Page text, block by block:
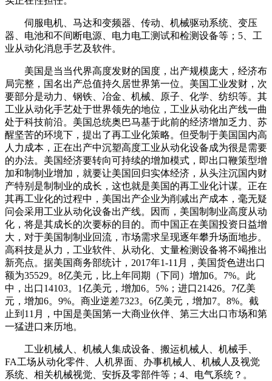
伺服电机、马达和变频器、传动、机械驱动系统、变压
器、电池和不间断电源、电力电工测试和检测设备等；5、工
业从动化消息手艺及软件。
美国是当当代界高度发财的国度，出产规模庞大，经济布
局完整，国名出产总值持久居世界第一位。美国工业发财，次
要部分是动力、钢铁、冶金、机械、原子、化学、纺织等。其
工业从动化手艺处于世界领先的地位，工业从动化出产线一曲
处于科技前沿。美国总统奥巴马基于此前的经济增加乏力、苏
醒坚苦的环境下，提出了再工业化策略。但受制于美国国内高
人力成本，正在出产中沉塑高度工业从动化设备成为很是需要
的办法。美国经济要转向可持续的增加模式，即出口鞭策型增
加和制制业增加，就要让美国回归实体经济，从头注沉国内财
产特别是制制业的成长，这也就是美国的再工业化计谋。正在
其再工业化的过程中，美国出产企业为削减出产成本，毫无疑
问会采用工业从动化设备出产线。因而，美国制制业高度从动
化，将是其成长的次要标的目的。而中国正在美国投资日益增
大，对于美国制制业回流，市场需求呈现逐年攀升场面地步。
高科技是从力，工业软件、从动化、丈量检测设备将不竭推出
新亮点。据美国商务部统计，2017年1-11月，美国货色进出口
额为35529。8亿美元，比上年同期（下同）增加6。7%。此
中，出口14103。1亿美元，增加6。5%；进口21426。7亿美
元，增加6。9%。商业逆差7323。6亿美元，增加7。8%。截
止到11月，中国是美国第一大商业伙伴、第三大出口市场和第
一猛进口来历地。
工业机械人、机械人集成设备、搬运机械人、机械手、
FA工场从动化零件、人机界面、办事机械人、机械人及视觉
系统、相关机械视觉、安拆及零部件等；4、电气系统？。